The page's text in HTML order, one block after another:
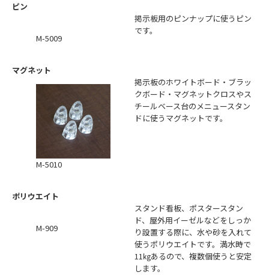
ピン
M-5009
掲示板用のピンナップに使うピン
です。
マグネット
M-5010
掲示板のホワイトボード・ブラッ
クボード・マグネットクロスやス
チールベース台のメニュースタン
ドに使うマグネットです。
ポリウエイト
M-909
スタンド看板、ポスタースタン
ド、屋外用イーゼルなどをしっか
り設置する際に、水や砂を入れて
使うポリウエイトです。満水時で
11㎏あるので、複数個使うと安定
します。